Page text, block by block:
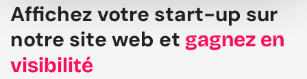
Affichez votre start-up sur
notre site web et gagnez en
visibilité